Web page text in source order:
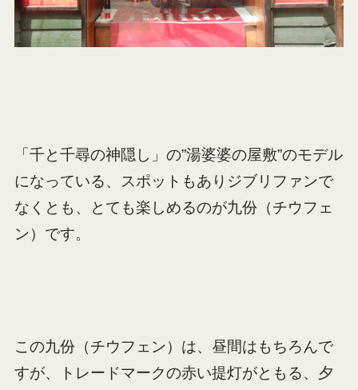
「千と千尋の神隠し」の”湯婆婆の屋敷”のモデル
になっている、スポットもありジブリファンで
なくとも、とても楽しめるのが九份（チウフェ
ン）です。
この九份（チウフェン）は、昼間はもちろんで
すが、トレードマークの赤い提灯がともる、夕